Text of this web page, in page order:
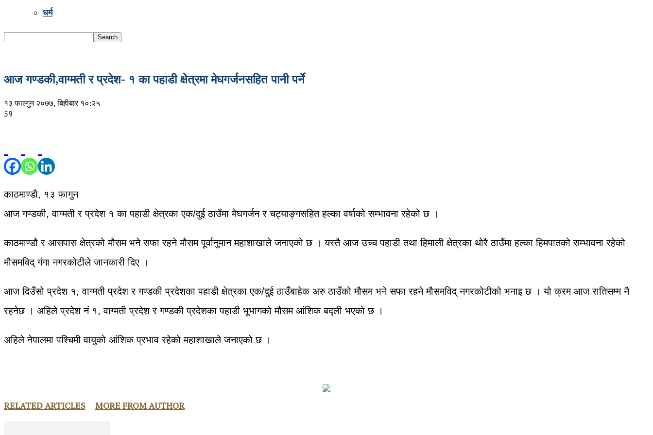
धर्म
आज गण्डकी,वाग्मती र प्रदेश- १ का पहाडी क्षेत्रमा मेघगर्जनसहित पानी पर्ने
१३ फाल्गुन २०७७, बिहीबार १०:२५
59
काठमाण्डाै, १३ फागुन
आज गण्डकी, वाग्मती र प्रदेश १ का पहाडी क्षेत्रका एक/दुई ठाउँमा मेघगर्जन र चट्याङ्गसहित हल्का वर्षाको सम्भावना रहेको छ ।
काठमाण्डौ र आसपास क्षेत्रको मौसम भने सफा रहने मौसम पूर्वानुमान महाशाखाले जनाएको छ । यस्तै आज उच्च पहाडी तथा हिमाली क्षेत्रका थोरै ठाउँमा हल्का हिमपातको सम्भावना रहेको
मौसमविद् गंगा नगरकोटीले जानकारी दिए ।
आज दिउँसो प्रदेश १, वाग्मती प्रदेश र गण्डकी प्रदेशका पहाडी क्षेत्रका एक/दुई ठाउँबाहेक अरु ठाउँको मौसम भने सफा रहने मौसमविद् नगरकोटीको भनाइ छ । यो क्रम आज रातिसम्म नै
रहनेछ । अहिले प्रदेश नं १, वाग्मती प्रदेश र गण्डकी प्रदेशका पहाडी भूभागको मौसम आंशिक बद्ली भएको छ ।
अहिले नेपालमा पश्चिमी वायुको आंशिक प्रभाव रहेको महाशाखाले जनाएको छ ।
RELATED ARTICLES MORE FROM AUTHOR